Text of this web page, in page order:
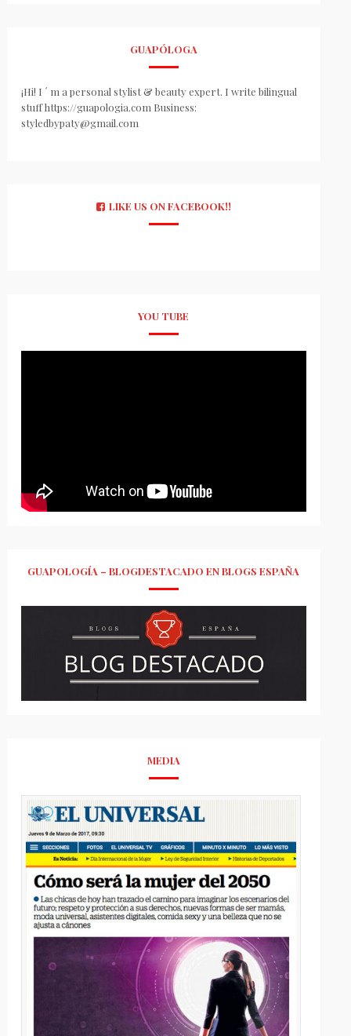
GUAPÓLOGA
¡Hi! I ´ m a personal stylist & beauty expert. I write bilingual
stuff https://guapologia.com Business:
styledbypaty@gmail.com
LIKE US ON FACEBOOK!!
YOU TUBE
GUAPOLOGÍA – BLOGDESTACADO EN BLOGS ESPAÑA
MEDIA